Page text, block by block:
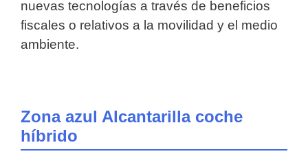
nuevas tecnologías a través de beneficios
fiscales o relativos a la movilidad y el medio
ambiente.
Zona azul Alcantarilla coche
híbrido